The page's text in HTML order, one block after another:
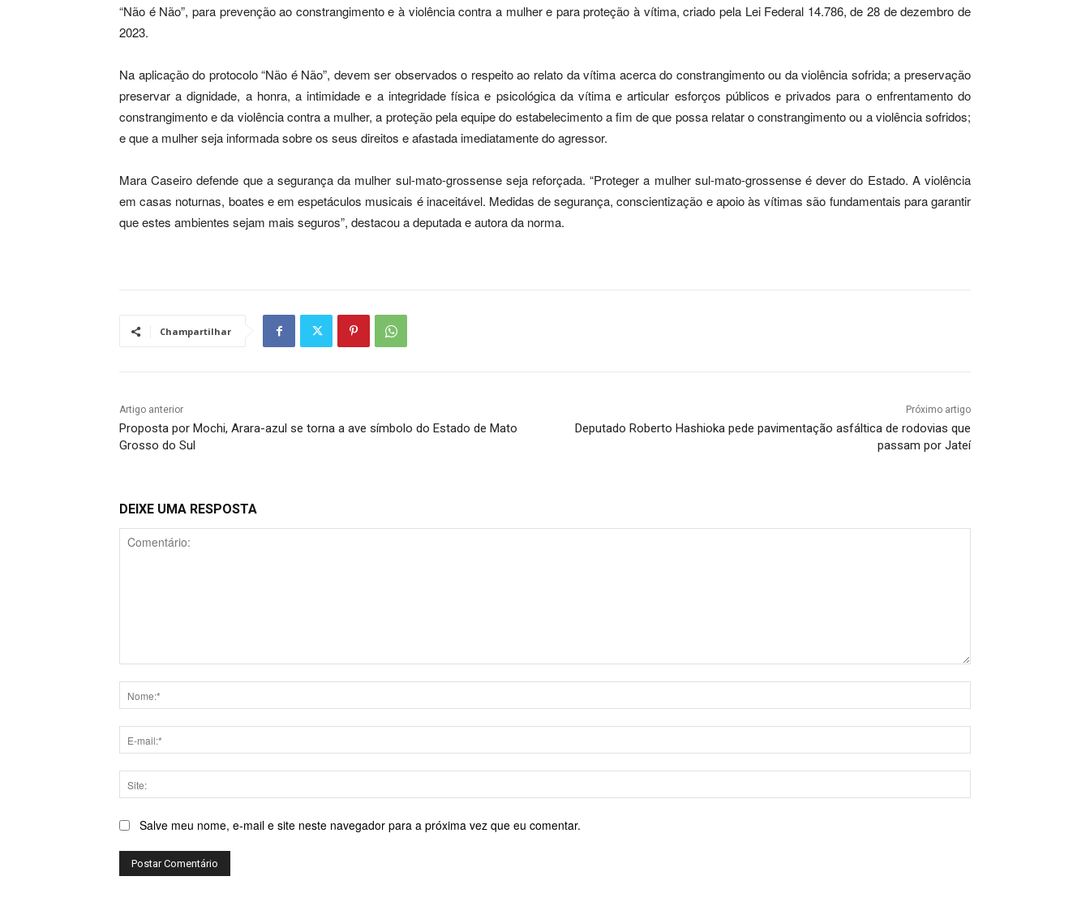
“Não é Não”, para prevenção ao constrangimento e à violência contra a mulher e para proteção à vítima, criado pela Lei Federal 14.786, de 28 de dezembro de
2023.
Na aplicação do protocolo “Não é Não”, devem ser observados o respeito ao relato da vítima acerca do constrangimento ou da violência sofrida; a preservação
preservar a dignidade, a honra, a intimidade e a integridade física e psicológica da vítima e articular esforços públicos e privados para o enfrentamento do
constrangimento e da violência contra a mulher, a proteção pela equipe do estabelecimento a fim de que possa relatar o constrangimento ou a violência sofridos;
e que a mulher seja informada sobre os seus direitos e afastada imediatamente do agressor.
Mara Caseiro defende que a segurança da mulher sul-mato-grossense seja reforçada. “Proteger a mulher sul-mato-grossense é dever do Estado. A violência
em casas noturnas, boates e em espetáculos musicais é inaceitável. Medidas de segurança, conscientização e apoio às vítimas são fundamentais para garantir
que estes ambientes sejam mais seguros”, destacou a deputada e autora da norma.
Champartilhar
Artigo anterior
Proposta por Mochi, Arara-azul se torna a ave símbolo do Estado de Mato
Grosso do Sul
Próximo artigo
Deputado Roberto Hashioka pede pavimentação asfáltica de rodovias que
passam por Jateí
DEIXE UMA RESPOSTA
mail:*
Salve meu nome, e-mail e site neste navegador para a próxima vez que eu comentar.